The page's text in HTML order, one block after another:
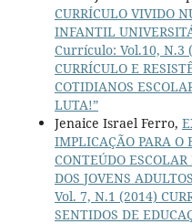
CURRÍCULO VIVIDO
INFANTIL
Currículo: Vol.10, N.3
CURRÍCULO E
COTIDIANOS
LUTA!”
Jenaice Israel Ferro,
IMPLICAÇÃO PARA O
CONTEÚDO
DOS JOVENS ADULTOS
Vol. 7, N.1 (2014)
SENTIDOS DE